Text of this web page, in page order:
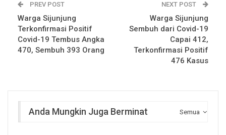
PREV POST
Warga Sijunjung
Terkonfirmasi Positif
Covid-19 Tembus Angka
470, Sembuh 393 Orang
NEXT POST
Warga Sijunjung
Sembuh dari Covid-19
Capai 412,
Terkonfirmasi Positif
476 Kasus
Semua
Anda Mungkin Juga Berminat